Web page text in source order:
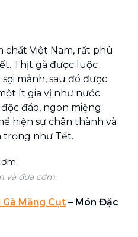
chất Việt Nam, rất phù
Thịt gà được luộc
mảnh, sau đó được
ít gia vị như nước
đáo, ngon miệng.
hiện sự chân thành và
trọng như Tết.
và đưa cơm.
Gà Măng Cụt – Món Đặc